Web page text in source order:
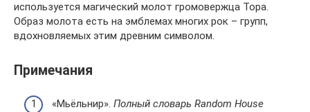
используется магический молот громовержца Тора.
Образ молота есть на эмблемах многих рок – групп,
вдохновляемых этим древним символом.
Примечания
«Мьёльнир». Полный словарь Random House